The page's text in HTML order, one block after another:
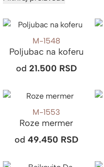
M-1548
Poljubac na koferu
od 21.500 RSD
M-1553
Roze mermer
od 49.450 RSD